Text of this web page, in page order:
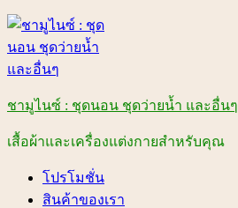
Skip
content
ชามูไนซ์ : ชุดนอน ชุดว่ายน้ำ และอื่นๆ
เสื้อผ้าและเครื่องแต่งกายสำหรับคุณ
โปรโมชั่น
สินค้าของเรา